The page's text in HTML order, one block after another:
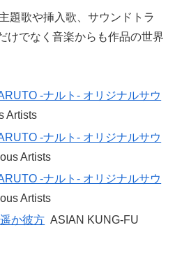
題歌や挿入歌、サウンドトラ
けでなく音楽からも作品の世界
-ナルト- オリジナルサウ
Artists
-ナルト- オリジナルサウ
Artists
-ナルト- オリジナルサウ
Artists
遥か彼方 ASIAN KUNG-FU